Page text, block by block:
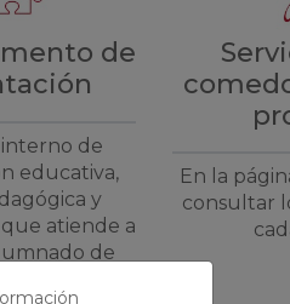
de
interno de
educativa,
y
atiende a
de
En la
consultar